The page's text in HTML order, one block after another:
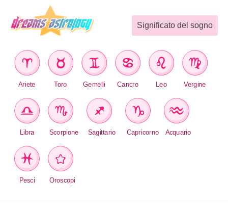
Significato del sogno
Ariete Toro Gemelli Cancro Leo Vergine
Libra Scorpione Sagittario Capricorno Acquario
Pesci Oroscopi